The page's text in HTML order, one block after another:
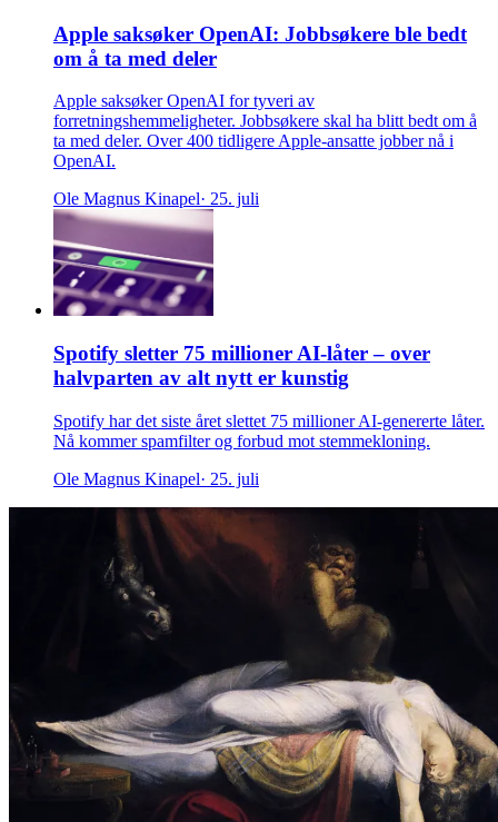
Apple saksøker OpenAI: Jobbsøkere ble bedt
om å ta med deler
Apple saksøker OpenAI for tyveri av
forretningshemmeligheter. Jobbsøkere skal ha blitt bedt om å
ta med deler. Over 400 tidligere Apple-ansatte jobber nå i
OpenAI.
Ole Magnus Kinapel· 25. juli
Spotify sletter 75 millioner AI-låter – over
halvparten av alt nytt er kunstig
Spotify har det siste året slettet 75 millioner AI-genererte låter.
Nå kommer spamfilter og forbud mot stemmekloning.
Ole Magnus Kinapel· 25. juli